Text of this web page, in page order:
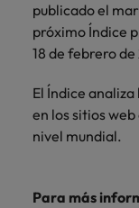
publicado el
próximo Índice
18 de febrero
El Índice
en los sitios
nivel mundial.
Para más